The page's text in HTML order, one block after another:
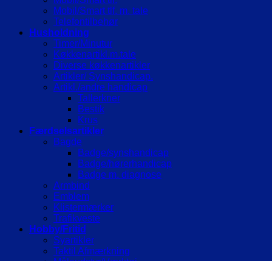
Mobil/Smart tlf. m. tale
Telefontilbehør
Husholdning
Timer/Minutur
Køkkenartikl.m.tale
Diverse køkkenartikler
Artikler/ Synshandicap.
Artikl./andre handicap
Tallerkner
Bestik
Krus
Færdselsartikler
Bagde
Badge/synshandicap
Badge/hørerhandicap
Badge m. diagnose
Armbind
Emblem
Klistermærker
Trafikveste
Hobby/Fritid
Syartikler
Taktil Afmærkning